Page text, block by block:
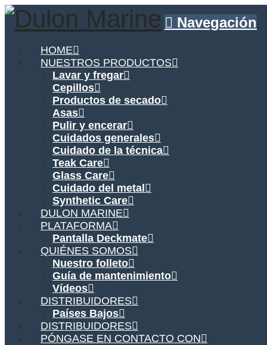
Navegación
HOME
NUESTROS PRODUCTOS
Lavar y fregar
Cepillos
Productos de secado
Asas
Pulir y encerar
Cuidados generales
Cuidado de la técnica
Teak Care
Glass Care
Cuidado del metal
Synthetic Care
DULON MARINE
PLATAFORMA
Pantalla Deckmate
QUIÉNES SOMOS
Nuestro folleto
Guía de mantenimiento
Vídeos
DISTRIBUIDORES
Países Bajos
DISTRIBUIDORES
PÓNGASE EN CONTACTO CON